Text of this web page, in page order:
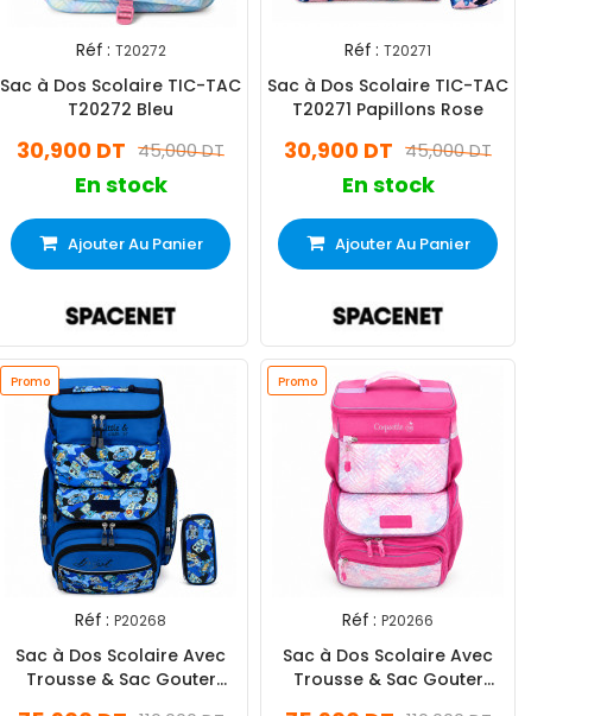
Réf : T20272
Sac à Dos Scolaire TIC-TAC
T20272 Bleu
45,000 DT
30,900 DT
En stock
Ajouter Au Panier
Réf : T20271
Sac à Dos Scolaire TIC-TAC
T20271 Papillons Rose
45,000 DT
30,900 DT
En stock
Ajouter Au Panier
Promo
Réf : P20268
Sac à Dos Scolaire Avec
Trousse & Sac Gouter
Promo
Réf : P20266
Sac à Dos Scolaire Avec
Trousse & Sac Gouter